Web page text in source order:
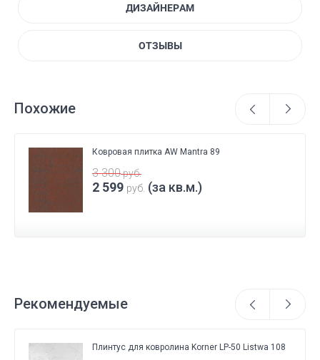
ДИЗАЙНЕРАМ
ОТЗЫВЫ
Похожие
Ковровая плитка AW Mantra 89
3 300руб.
2 599 руб. (за кв.м.)
Рекомендуемые
Плинтус для ковролина Korner LP-50 Listwa 108